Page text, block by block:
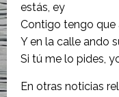
estás, ey
Contigo tengo que
Y en la calle ando
Si tú me lo pides,
En otras noticias